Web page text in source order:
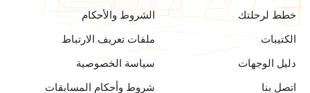
خطط لرحلتك
الكتيبات
دليل الوجهات
اتصل بنا
الشروط والأحكام
ملفات تعريف الارتباط
سياسة الخصوصية
شروط وأحكام المسابقات